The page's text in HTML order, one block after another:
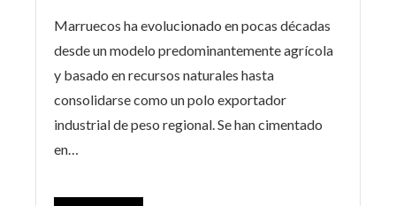
Marruecos ha evolucionado en pocas décadas
desde un modelo predominantemente agrícola
y basado en recursos naturales hasta
consolidarse como un polo exportador
industrial de peso regional. Se han cimentado
en…